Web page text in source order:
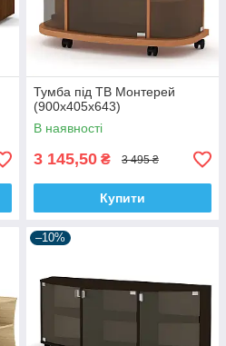
Тумба під ТВ Монтерей
(900х405х643)
В наявності
3 145,50 ₴ 3 495 ₴
Купити
–10%